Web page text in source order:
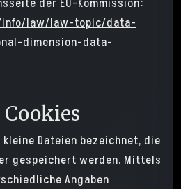
der EU-Kommission:
info/law/law-topic/data-
dimension-data-
kleine Dateien bezeichnet, die
gespeichert werden. Mittels
Angaben